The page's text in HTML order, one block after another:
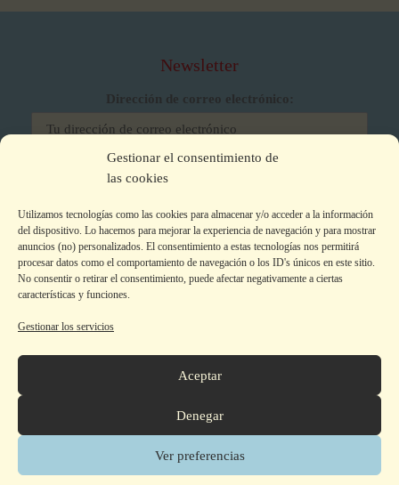
Gestionar el consentimiento de
las cookies
Utilizamos tecnologías como las cookies para almacenar y/o acceder a la información
del dispositivo. Lo hacemos para mejorar la experiencia de navegación y para mostrar
anuncios (no) personalizados. El consentimiento a estas tecnologías nos permitirá
procesar datos como el comportamiento de navegación o los ID's únicos en este sitio.
No consentir o retirar el consentimiento, puede afectar negativamente a ciertas
características y funciones.
Gestionar los servicios
Aceptar
Denegar
Ver preferencias
Newsletter
Dirección de correo electrónico:
He leído y acepto los términos y condiciones
Colecciones
Autor@s
Contacto